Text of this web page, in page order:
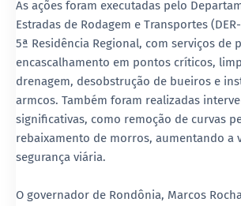
As ações foram executadas pelo
Estradas de Rodagem e Transportes
5ª Residência Regional, com serviços de
encascalhamento em pontos críticos,
drenagem, desobstrução de bueiros e
armcos. Também foram realizadas
significativas, como remoção de curvas
rebaixamento de morros, aumentando a
segurança viária.
O governador de Rondônia, Marcos